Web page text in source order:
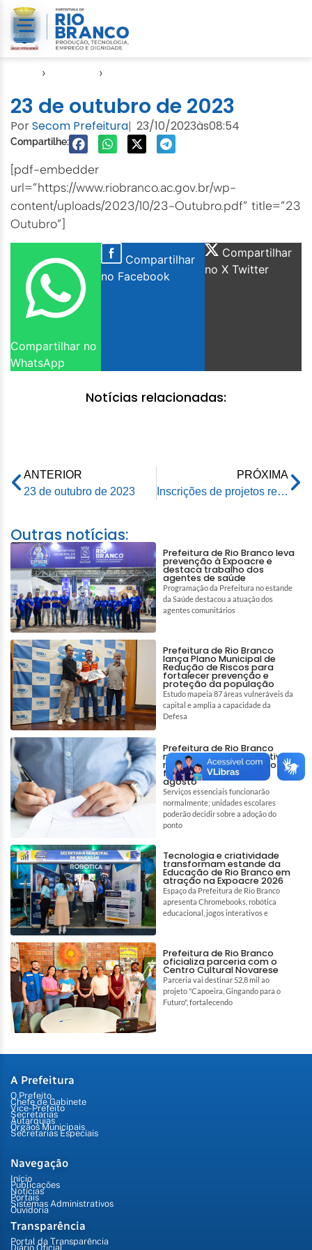
› ›
23 de outubro de 2023
PorSecom Prefeitura| 23/10/2023às08:54
Compartilhe:
[pdf-embedder
url=”https://www.riobranco.ac.gov.br/wp-
content/uploads/2023/10/23-Outubro.pdf” title=”23
Outubro”]
Compartilhar no
WhatsApp
Compartilhar
no Facebook
Compartilhar
no X Twitter
Notícias relacionadas:
ANTERIOR
23 de outubro de 2023
PRÓXIMA
Inscrições de projetos referentes aos editais da Lei Paulo Gustavo seguem até dia 31 de outubro
Outras notícias:
Prefeitura de Rio Branco leva
prevenção à Expoacre e
destaca trabalho dos
agentes de saúde
Programação da Prefeitura no estande
da Saúde destacou a atuação dos
agentes comunitários
Prefeitura de Rio Branco
lança Plano Municipal de
Redução de Riscos para
fortalecer prevenção e
proteção da população
Estudo mapeia 87 áreas vulneráveis da
capital e amplia a capacidade da
Defesa
Prefeitura de Rio Branco
mantém ponto facultativo
no dia 6 e decreta ponto
facultativo para 7 de
agosto
Serviços essenciais funcionarão
normalmente; unidades escolares
poderão decidir sobre a adoção do
ponto
Tecnologia e criatividade
transformam estande da
Educação de Rio Branco em
atração na Expoacre 2026
Espaço da Prefeitura de Rio Branco
apresenta Chromebooks, robótica
educacional, jogos interativos e
Prefeitura de Rio Branco
oficializa parceria com o
Centro Cultural Novarese
Parceria vai destinar 52,8 mil ao
projeto "Capoeira, Gingando para o
Futuro", fortalecendo
A Prefeitura
O Prefeito
Chefe de Gabinete
Vice-Prefeito
Secretarias
Autarquias
Órgãos Municipais
Secretarias Especiais
Navegação
Início
Publicações
Notícias
Portais
Sistemas Administrativos
Ouvidoria
Transparência
Portal da Transparência
Diário Oficial